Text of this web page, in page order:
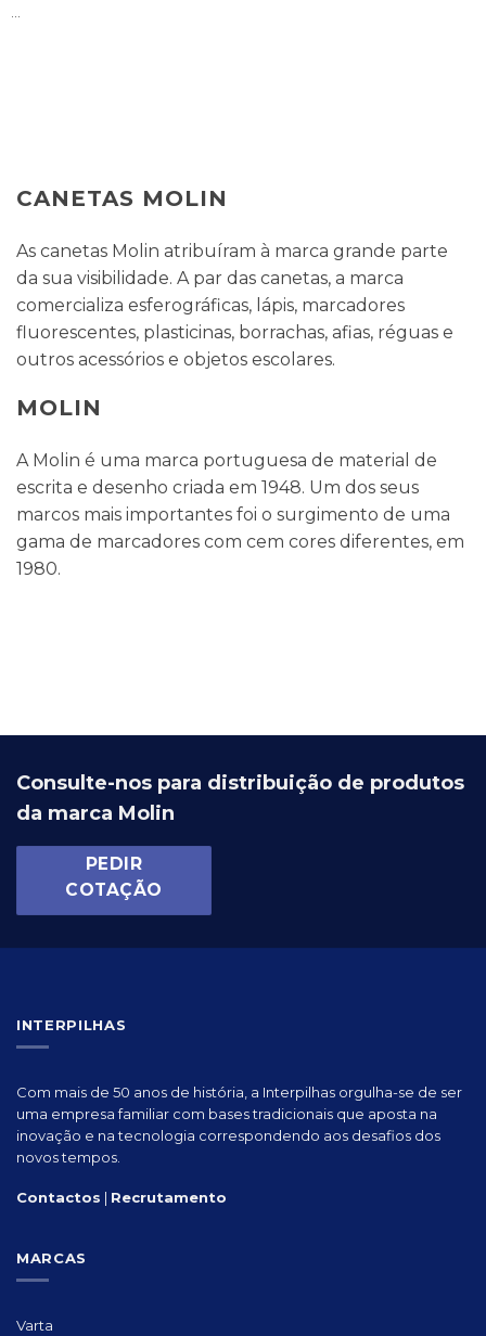
CANETAS MOLIN
As canetas Molin atribuíram à marca grande parte
da sua visibilidade. A par das canetas, a marca
comercializa esferográficas, lápis, marcadores
fluorescentes, plasticinas, borrachas, afias, réguas e
outros acessórios e objetos escolares.
MOLIN
A Molin é uma marca portuguesa de material de
escrita e desenho criada em 1948. Um dos seus
marcos mais importantes foi o surgimento de uma
gama de marcadores com cem cores diferentes, em
1980.
Consulte-nos para distribuição de produtos
da marca Molin
PEDIR
COTAÇÃO
INTERPILHAS
Com mais de 50 anos de história, a Interpilhas orgulha-se de ser
uma empresa familiar com bases tradicionais que aposta na
inovação e na tecnologia correspondendo aos desafios dos
novos tempos.
Contactos | Recrutamento
MARCAS
Varta